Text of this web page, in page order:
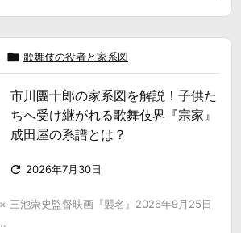
 歌舞伎の役者と家系図
市川團十郎の家系図を解説！子供た
ちへ受け継がれる歌舞伎界『宗家』
成田屋の系譜とは？
 2026年7月30日
× 三池崇史監督映画『襲名』2026年9月25日